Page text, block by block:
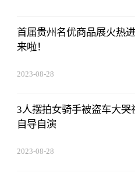
首届贵州名优商品展火热
来啦！
2023-08-28
3人摆拍女骑手被盗车大
自导自演
2023-08-28